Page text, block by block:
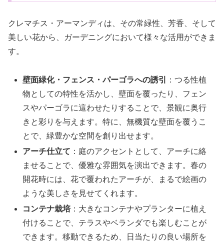
クレマチス・アーマンディは、その常緑性、芳香、そして
美しい花から、ガーデニングにおいて様々な活用ができま
す。
壁面緑化・フェンス・パーゴラへの誘引
：つる性植
物としての特性を活かし、壁面を覆ったり、フェン
スやパーゴラに這わせたりすることで、景観に奥行
きと彩りを与えます。特に、無機質な壁面を覆うこ
とで、緑豊かな空間を創り出せます。
アーチ仕立て ：庭のアクセントとして、アーチに絡
ませることで、優雅な雰囲気を演出できます。春の
開花時には、花で覆われたアーチが、まるで絵画の
ような美しさを見せてくれます。
コンテナ栽培：大きなコンテナやプランターに植え
付けることで、テラスやベランダでも楽しむことが
できます。移動できるため、日当たりの良い場所を